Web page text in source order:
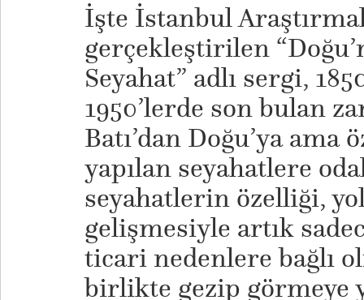
İşte İstanbul
gerçekleştirilen
Seyahat” adlı sergi,
1950’lerde son bulan
Batı’dan Doğu’ya ama
yapılan seyahatlere
seyahatlerin özelliği,
gelişmesiyle artık
ticari nedenlere bağlı
birlikte gezip